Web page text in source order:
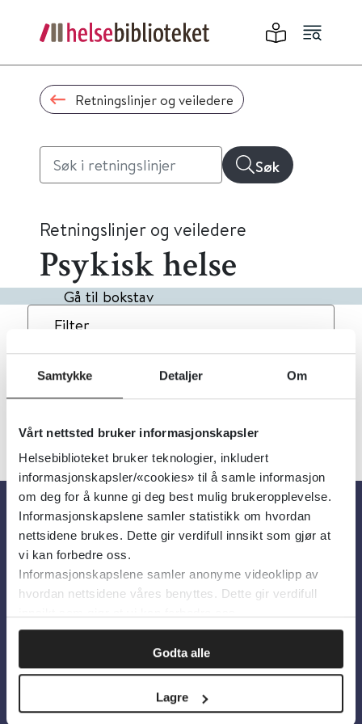
Samtykke Detaljer Om
Vårt nettsted bruker informasjonskapsler
Helsebiblioteket bruker teknologier, inkludert
informasjonskapsler/«cookies» til å samle informasjon
om deg for å kunne gi deg best mulig brukeropplevelse.
Informasjonskapslene samler statistikk om hvordan
nettsidene brukes. Dette gir verdifull innsikt som gjør at
vi kan forbedre oss.
Informasjonskapslene samler anonyme videoklipp av
hvordan nettsidene våres benyttes. Dette gir verdifull
Godta alle
Lagre
Retningslinjer og veiledere
Søk
Retningslinjer og veiledere
Psykisk helse
Gå til bokstav
Filter
5Treff Dato Alfabetisk
Om oss
Om Helsebiblioteket
Personvern og informasjonskapsler
Tilgjengelighetserklæring
Information in English
Bilder fra Colourbox.com